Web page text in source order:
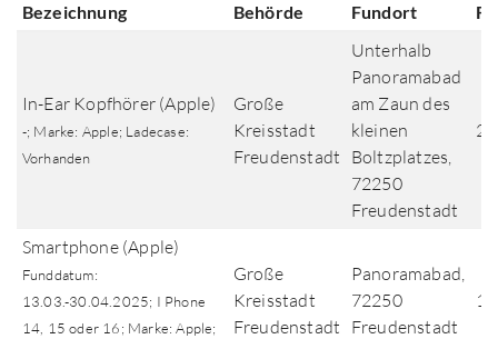
Bezeichnung
Behörde
Fundort
In-Ear Kopfhörer (Apple)
-; Marke: Apple; Ladecase:
Vorhanden
Große
Kreisstadt
Freudenstadt
Unterhalb
Panoramabad
am Zaun des
kleinen
Boltzplatzes,
72250
Freudenstadt
Smartphone (Apple)
Funddatum:
13.03.-30.04.2025; I Phone
14, 15 oder 16; Marke: Apple;
Große
Kreisstadt
Freudenstadt
Panoramabad,
72250
Freudenstadt